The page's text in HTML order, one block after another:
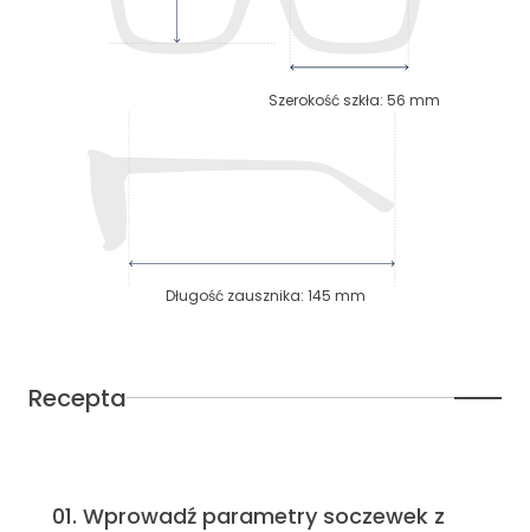
Szerokość szkła: 56 mm
Długość zausznika: 145 mm
Recepta
01. Wprowadź parametry soczewek z